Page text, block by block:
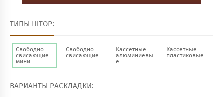
ТИПЫ ШТОР:
Свободно
свисающие
мини
Свободно
свисающие
Кассетные
алюминиевы
е
Кассетные
пластиковые
ВАРИАНТЫ РАСКЛАДКИ: